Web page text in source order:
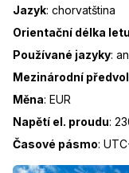
Jazyk: chorvatština
Orientační délka letu
Používané jazyky:
Mezinárodní
Měna: EUR
Napětí el. proudu:
Časové pásmo: